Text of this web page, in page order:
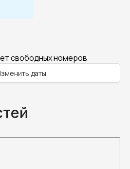
свободных номеров
даты